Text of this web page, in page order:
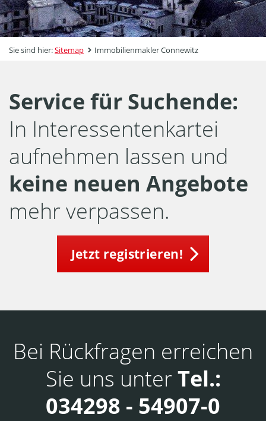
Sie sind hier:Sitemap Immobilienmakler Connewitz
Service für Suchende:
In Interessentenkartei
aufnehmen lassen und
keine neuen Angebote
mehr verpassen.
Jetzt registrieren!
Bei Rückfragen erreichen
Sie uns unterTel.:
034298 - 54907-0